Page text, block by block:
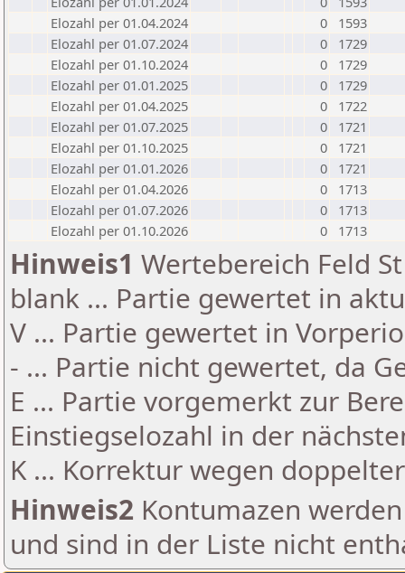
Elozahl per 01.04.2024
0
1593
Elozahl per 01.07.2024
0
1729
Elozahl per 01.10.2024
0
1729
Elozahl per 01.01.2025
0
1729
Elozahl per 01.04.2025
0
1722
Elozahl per 01.07.2025
0
1721
Elozahl per 01.10.2025
0
1721
Elozahl per 01.01.2026
0
1721
Elozahl per 01.04.2026
0
1713
Elozahl per 01.07.2026
0
1713
Elozahl per 01.10.2026
0 1713
Hinweis1 Wertebereich Feld
blank ... Partie gewertet in
V ... Partie gewertet in
- ... Partie nicht gewertet, da
E ... Partie vorgemerkt zur
Einstiegselozahl in der
K ... Korrektur wegen
Hinweis2 Kontumazen
und sind in der Liste nicht